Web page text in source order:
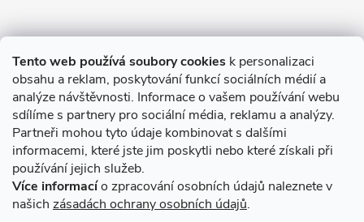
Tento web používá soubory cookies k personalizaci
obsahu a reklam, poskytování funkcí sociálních médií a
analýze návštěvnosti. Informace o vašem používání webu
sdílíme s partnery pro sociální média, reklamu a analýzy.
Partneři mohou tyto údaje kombinovat s dalšími
informacemi, které jste jim poskytli nebo které získali při
používání jejich služeb.
Více informacío zpracování osobních údajů naleznete v
našich zásadách ochrany osobních údajů.
O nákupu
Novinky v programu Alusic
Archiv